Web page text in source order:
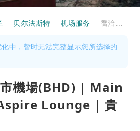
贝尔法斯特 机场服务
中，暂时无法完整显示您所选择的
機場(BHD) | Main
Lounge | 貴